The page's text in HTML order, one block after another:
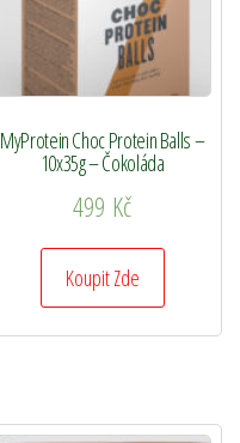
MyProtein Choc Protein Balls –
10x35g – Čokoláda
499 Kč
Koupit Zde